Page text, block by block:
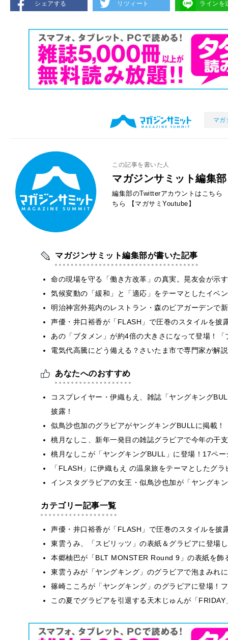
シェアする リツィート ラインを
マガ
この記事を書いた人
マガジンサミット編集部
編集部のTwitterアカウントはこちら
ちら
【マガサミYoutube】
マガジンサミット編集部が書いた記事
命の現場を守る「働き方改革」の真実。晃友会が示
気候変動の「緩和」と「適応」をテーマとしたイベ
明治神宮外苑内のレストラン・森のビアガーデンで
声優・井口裕香が「FLASH」で圧巻のスタイルを
あの「ブタメン」が約4倍の大きさになって登場！
電気代高騰にどう備える？さいたま市で専門家が解
あなたへのおすすめ
コスプレイヤー・伊織もえ、雑誌「ヤングキング
披露！
似鳥沙也加のグラビアがヤングキングBULLに掲載
桃月なしこ、新年一発目の雑誌グラビアで今年の干
桃月なしこが「ヤングキングBULL」に登場！17ペ
「FLASH」に伊織もえ の温泉旅をテーマとしたグ
インスタグラビアの女王・似鳥沙也加が「ヤングキ
カテゴリー記事一覧
声優・井口裕香が「FLASH」で圧巻のスタイルを
東雲うみ、「スピリッツ」の表紙＆グラビアに登場
本郷柚巴が「BLT MONSTER Round 9」の表紙を
東雲うみが「ヤングキング」のグラビアで泡まみれ
篠崎こころが「ヤングキング」のグラビアに登場！
この夏でグラビアを引退する天木じゅんが「